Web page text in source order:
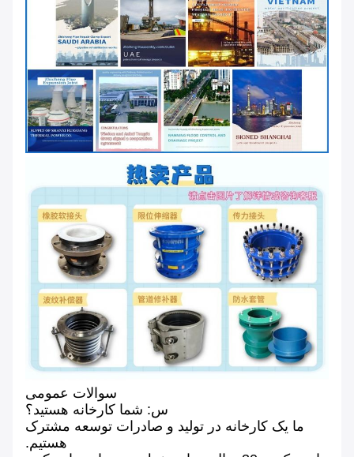
سوالات عمومی
س: شما کارخانه هستيد؟
ما یک کارخانه در تولید و صادرات توسعه مشترک
هستیم.